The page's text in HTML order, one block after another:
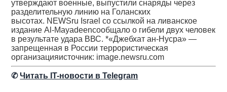
утверждают военные, выпустили снаряды через
разделительную линию на Голанских
высотах. NEWSru Israel со ссылкой на ливанское
издание Al-Mayadeenсообщало о гибели двух человек
в результате удара ВВС. *«Джебхат ан-Нусра» —
запрещенная в России террористическая
организацияисточник: image.newsru.com
✆Читать IT-новости в Telegram